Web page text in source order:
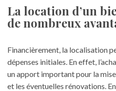
La location d’un
de nombreux
Financièrement, la localisation
dépenses initiales. En effet,
un apport important pour la
et les éventuelles rénovations.